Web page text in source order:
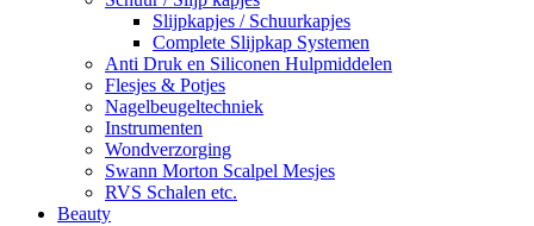
Slijpkapjes / Schuurkapjes
Complete Slijpkap Systemen
Anti Druk en Siliconen Hulpmiddelen
Flesjes & Potjes
Nagelbeugeltechniek
Instrumenten
Wondverzorging
Swann Morton Scalpel Mesjes
RVS Schalen etc.
Beauty